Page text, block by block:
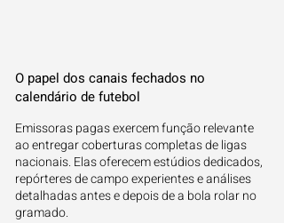
O papel dos canais fechados no
calendário de futebol
Emissoras pagas exercem função relevante
ao entregar coberturas completas de ligas
nacionais. Elas oferecem estúdios dedicados,
repórteres de campo experientes e análises
detalhadas antes e depois de a bola rolar no
gramado.